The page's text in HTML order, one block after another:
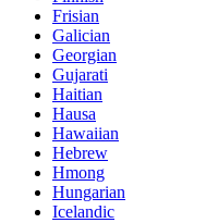
Frisian
Galician
Georgian
Gujarati
Haitian
Hausa
Hawaiian
Hebrew
Hmong
Hungarian
Icelandic